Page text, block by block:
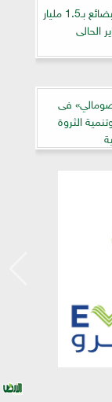
الحكومة: الإفراج عن بضائع بـ1.5 مليار
الحالى
فى
الثروة